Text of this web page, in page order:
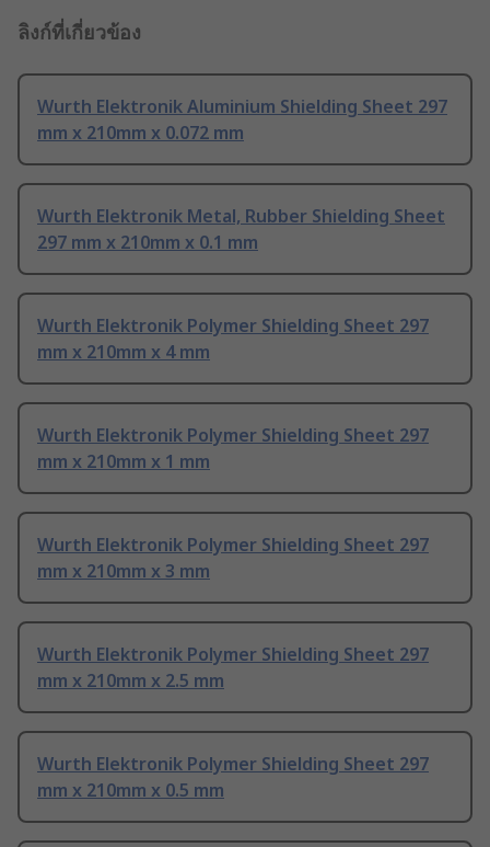
ลิงก์ที่เกี่ยวข้อง
Wurth Elektronik Aluminium Shielding Sheet 297
mm x 210mm x 0.072 mm
Wurth Elektronik Metal, Rubber Shielding Sheet
297 mm x 210mm x 0.1 mm
Wurth Elektronik Polymer Shielding Sheet 297
mm x 210mm x 4 mm
Wurth Elektronik Polymer Shielding Sheet 297
mm x 210mm x 1 mm
Wurth Elektronik Polymer Shielding Sheet 297
mm x 210mm x 3 mm
Wurth Elektronik Polymer Shielding Sheet 297
mm x 210mm x 2.5 mm
Wurth Elektronik Polymer Shielding Sheet 297
mm x 210mm x 0.5 mm